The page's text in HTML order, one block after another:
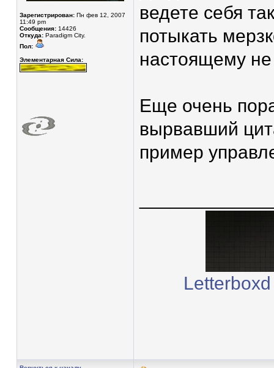
Зарегистрирован: Пн фев 12, 2007
11:49 pm
Сообщения: 14426
Откуда: Paradigm City.
Пол:
Элементарная Сила:
ведете себя
потыкать
настоящему
Еще очень
вырвавший
пример
Letterboxd